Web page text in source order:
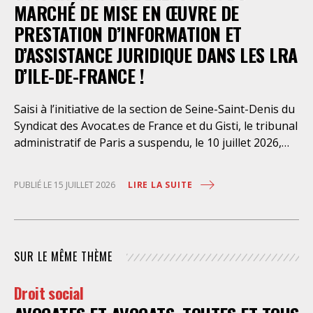
dont l’infirmerie psychiatrique de la préfecture de
police a depuis trop longtemps
MARCHÉ DE MISE EN ŒUVRE DE
PRESTATION D’INFORMATION ET
D’ASSISTANCE JURIDIQUE DANS LES LRA
D’ILE-DE-FRANCE !
Saisi à l’initiative de la section de Seine-Saint-Denis du
Syndicat des Avocat.es de France et du Gisti, le tribunal
administratif de Paris a suspendu, le 10 juillet 2026,
œuvre de prestations d’information et d’assistance
juridique des étrangers maintenus dans les locaux de
droits fondamentaux des personnes retenues et
déontologiques régissant la profession d’avocat. Ainsi,
l’assistance dont bénéficient les personnes retenues,
PUBLIÉ LE 15 JUILLET 2026 LIRE LA SUITE
SUR LE MÊME THÈME
Droit social